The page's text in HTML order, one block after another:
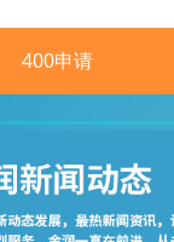
400申请